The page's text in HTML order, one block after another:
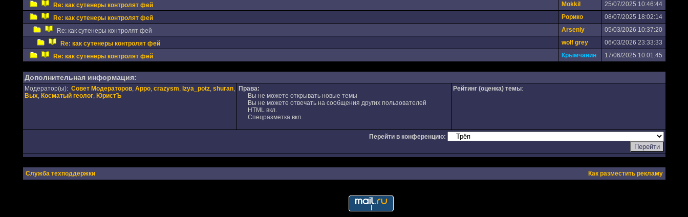
Re: как сутенеры контролят фей
Mokkil
25/07/2025 10:46:44
Re: как сутенеры контролят фей
Рорико
08/07/2025 18:02:14
Re: как сутенеры контролят фей
Arseniy
05/03/2026 10:37:20
Re: как сутенеры контролят фей
wolf grey
06/03/2026 23:33:33
Re: как сутенеры контролят фей
Крымчанин 17/06/2025 10:01:45
Дополнительная информация:
Модератор(ы): Совет Модераторов, Appo, crazysm, Izya_potz, shuran,
Вых, Косматый геолог, ЮристЪ
Права:
Вы не можете открывать новые темы
Вы не можете отвечать на сообщения других пользователей
HTML вкл.
Спецразметка вкл.
Рейтинг (оценка) темы:
Перейти в конференцию:
Служба техподдержки Как разместить рекламу